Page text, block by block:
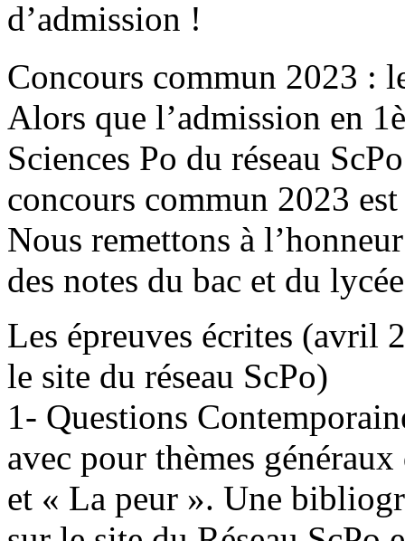
d’admission !
Concours commun 2023 :
Alors que l’admission en
Sciences Po du réseau
concours commun 2023
Nous remettons à
des notes du bac et du
Les épreuves écrites (avril
le site du réseau ScPo)
1- Questions
avec pour thèmes
et « La peur ». Une